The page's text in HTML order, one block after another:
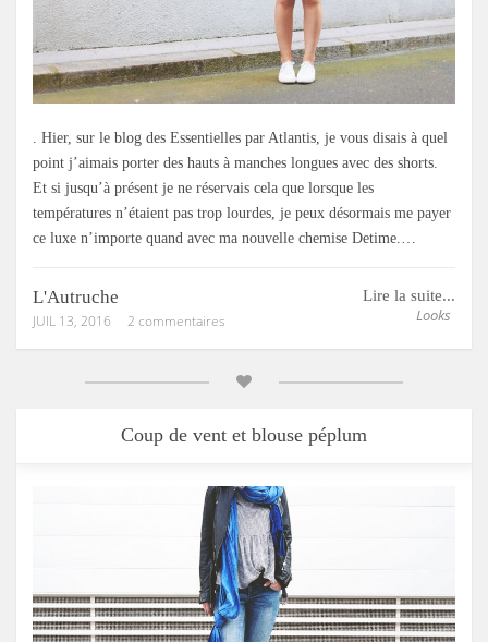
. Hier, sur le blog des Essentielles par Atlantis, je vous disais à quel
point j’aimais porter des hauts à manches longues avec des shorts.
Et si jusqu’à présent je ne réservais cela que lorsque les
températures n’étaient pas trop lourdes, je peux désormais me payer
ce luxe n’importe quand avec ma nouvelle chemise Detime.…
Lire la suite...
Looks
L'Autruche
JUIL 13, 2016 2 commentaires
Coup de vent et blouse péplum